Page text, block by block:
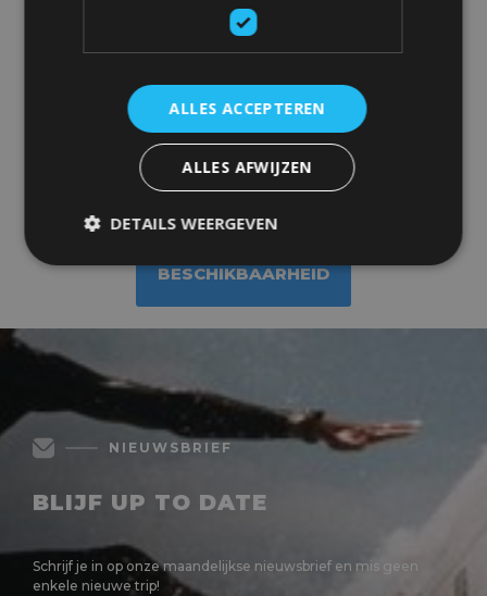
KORTINGEN
BESCHIKBAARHEID
NIEUWSBRIEF
BLIJF UP TO DATE
Schrijf je in op onze maandelijkse nieuwsbrief en mis geen
enkele nieuwe trip!
ALLES ACCEPTEREN
ALLES AFWIJZEN
DETAILS WEERGEVEN